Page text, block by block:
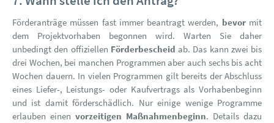
Förderanträge müssen fast immer beantragt werden, bevormit
dem Projektvorhaben begonnen wird. Warten Sie daher
unbedingt den offiziellen Förderbescheid ab. Das kann zwei bis
drei Wochen, bei manchen Programmen aber auch sechs bis acht
Wochen dauern. In vielen Programmen gilt bereits der Abschluss
eines Liefer-, Leistungs- oder Kaufvertrags als Vorhabenbeginn
und ist damit förderschädlich. Nur einige wenige Programme
erlauben einen vorzeitigen Maßnahmenbeginn. Details dazu